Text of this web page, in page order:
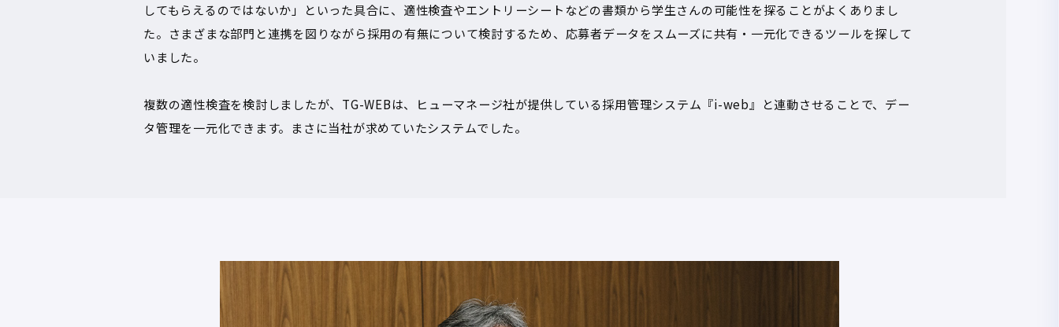
してもらえるのではないか」といった具合に、適性検査やエントリーシートなどの書類から学生さんの可能性を探ることがよくありまし
た。さまざまな部門と連携を図りながら採用の有無について検討するため、応募者データをスムーズに共有・一元化できるツールを探して
いました。
複数の適性検査を検討しましたが、TG-WEBは、ヒューマネージ社が提供している採用管理システム『i-web』と連動させることで、デー
タ管理を一元化できます。まさに当社が求めていたシステムでした。